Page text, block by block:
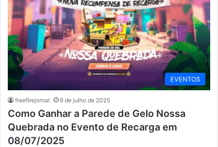
EVENTOS
freefirejornal 6 de julho de 2025
Como Ganhar a Parede de Gelo Nossa
Quebrada no Evento de Recarga em
08/07/2025